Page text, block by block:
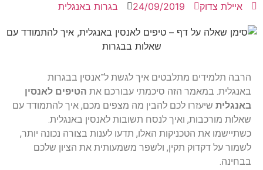
איילת צדוק 24/09/2019 בגרות באנגלית
הרבה תלמידים מתלבטים איך לגשת ל־אנסין בבגרות
באנגלית. במאמר הזה סיכמתי עבורכם את הטיפים לאנסין
באנגלית שיעזרו לכם להבין מה מצפים מכם, איך להתמודד עם
שאלות מורכבות, ואיך לנסח תשובות לאנסין באנגלית.
כשתיישמו את הטכניקות האלו, תדעו לענות בצורה נכונה יותר,
לשמור על דקדוק תקין, ולשפר משמעותית את הציון שלכם
בבחינה.